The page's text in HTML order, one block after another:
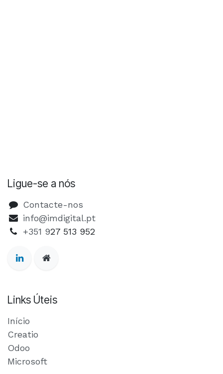
Ligue-se a nós
Contacte-nos
info@imdigital.pt
+351 927 513 952
Links Úteis
Início
Creatio
Odoo
Microsoft